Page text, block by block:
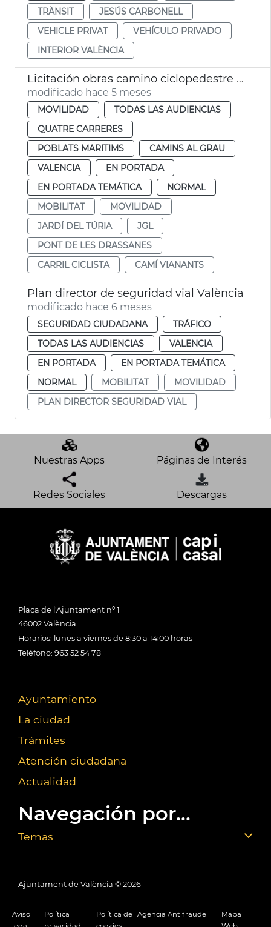
TRÀNSIT
JESÚS CARBONELL
VEHICLE PRIVAT
VEHÍCULO PRIVADO
INTERIOR VALÈNCIA
Licitación obras camino ciclopedestre Jardín Túria València
modificado hace 5 meses
MOVILIDAD
TODAS LAS AUDIENCIAS
QUATRE CARRERES
POBLATS MARITIMS
CAMINS AL GRAU
VALENCIA
EN PORTADA
EN PORTADA TEMÁTICA
NORMAL
MOBILITAT
MOVILIDAD
JARDÍ DEL TÚRIA
JGL
PONT DE LES DRASSANES
CARRIL CICLISTA
CAMÍ VIANANTS
Plan director de seguridad vial València
modificado hace 6 meses
SEGURIDAD CIUDADANA
TRÁFICO
TODAS LAS AUDIENCIAS
VALENCIA
EN PORTADA
EN PORTADA TEMÁTICA
NORMAL
MOBILITAT
MOVILIDAD
PLAN DIRECTOR SEGURIDAD VIAL
Nuestras Apps Páginas de Interés
Redes Sociales Descargas
Plaça de l'Ajuntament nº 1
46002 València
Horarios: lunes a viernes de 8:30 a 14:00 horas
Teléfono: 963 52 54 78
Ayuntamiento
La ciudad
Trámites
Atención ciudadana
Actualidad
Navegación por...
Temas
Ajuntament de València © 2026
Aviso
Política
Política de Agencia Antifraude
Mapa